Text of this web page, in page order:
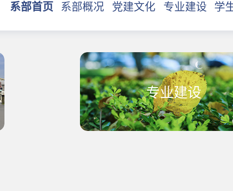
系部首页 系部概况 党建文化 专业建设 学
专业建设